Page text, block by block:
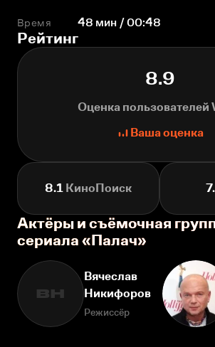
Время 48 мин / 00:48
Рейтинг
8.9
Оценка пользователей
Ваша оценка
8.1 КиноПоиск
Актёры и съёмочная
сериала «Палач»
ВН
Вячеслав
Никифоров
Режиссёр